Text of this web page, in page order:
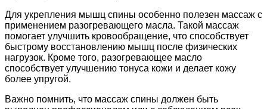
Для укрепления мышц спины особенно полезен массаж с
применением разогревающего масла. Такой массаж
помогает улучшить кровообращение, что способствует
быстрому восстановлению мышц после физических
нагрузок. Кроме того, разогревающее масло
способствует улучшению тонуса кожи и делает кожу
более упругой.
Важно помнить, что массаж спины должен быть